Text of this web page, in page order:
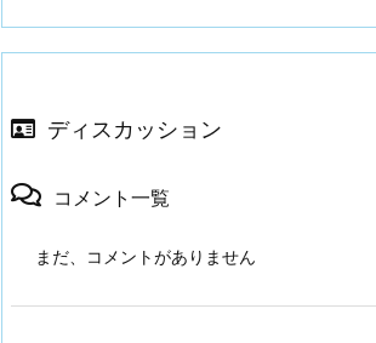
ディスカッション
コメント一覧
まだ、コメントがありません